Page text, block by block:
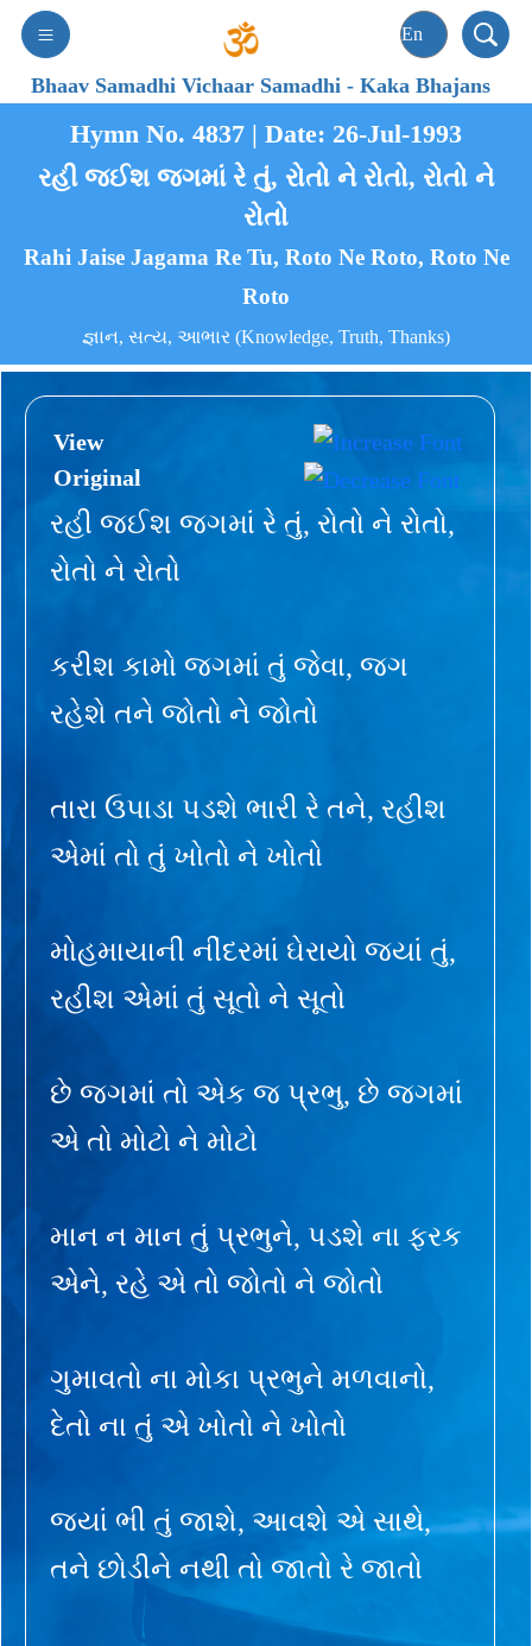
Bhaav Samadhi Vichaar Samadhi-Kaka Bhajans
Hymn No. 4837 | Date: 26-Jul-1993
રહી જઈશ જગમાં રે તું, રોતો ને રોતો, રોતો ને
રોતો
Rahi Jaise Jagama Re Tu, Roto Ne Roto, Roto Ne
Roto
જ્ઞાન, સત્ય, આભાર (Knowledge, Truth, Thanks)
View
Original
રહી જઈશ જગમાં રે તું, રોતો ને રોતો,
રોતો ને રોતો
કરીશ કામો જગમાં તું જેવા, જગ
રહેશે તને જોતો ને જોતો
તારા ઉપાડા પડશે ભારી રે તને, રહીશ
એમાં તો તું ખોતો ને ખોતો
મોહમાયાની નીંદરમાં ઘેરાયો જ્યાં તું,
રહીશ એમાં તું સૂતો ને સૂતો
છે જગમાં તો એક જ પ્રભુ, છે જગમાં
એ તો મોટો ને મોટો
માન ન માન તું પ્રભુને, પડશે ના ફરક
એને, રહે એ તો જોતો ને જોતો
ગુમાવતો ના મોકા પ્રભુને મળવાનો,
દેતો ના તું એ ખોતો ને ખોતો
જ્યાં ભી તું જાશે, આવશે એ સાથે,
તને છોડીને નથી તો જાતો રે જાતો